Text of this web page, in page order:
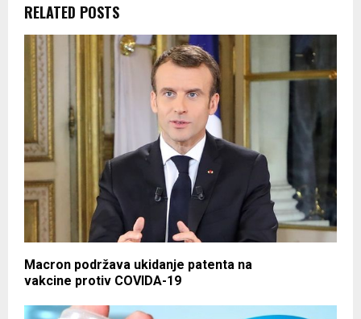
RELATED POSTS
Macron podržava ukidanje patenta na
vakcine protiv COVIDA-19